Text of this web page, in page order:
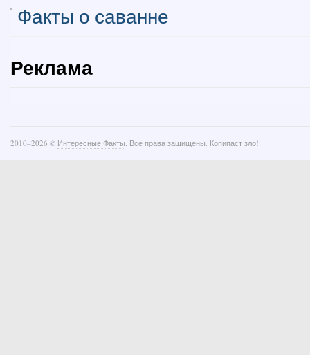
Факты о саванне
Реклама
2010–2026 © Интересные Факты. Все права защищены. Копипаст зло!